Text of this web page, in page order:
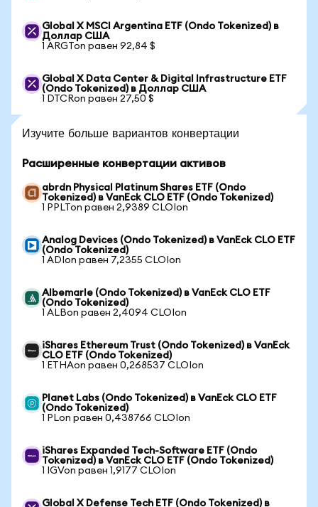
Global X MSCI Argentina ETF (Ondo Tokenized) в
Доллар США
1 ARGTon равен 92,84 $
Global X Data Center & Digital Infrastructure ETF
(Ondo Tokenized) в Доллар США
1 DTCRon равен 27,50 $
Изучите больше вариантов конвертации
Расширенные конвертации активов
abrdn Physical Platinum Shares ETF (Ondo
Tokenized) в VanEck CLO ETF (Ondo Tokenized)
1 PPLTon равен 2,9389 CLOIon
Analog Devices (Ondo Tokenized) в VanEck CLO ETF
(Ondo Tokenized)
1 ADIon равен 7,2355 CLOIon
Albemarle (Ondo Tokenized) в VanEck CLO ETF
(Ondo Tokenized)
1 ALBon равен 2,4094 CLOIon
iShares Ethereum Trust (Ondo Tokenized) в VanEck
CLO ETF (Ondo Tokenized)
1 ETHAon равен 0,268537 CLOIon
Planet Labs (Ondo Tokenized) в VanEck CLO ETF
(Ondo Tokenized)
1 PLon равен 0,438766 CLOIon
iShares Expanded Tech-Software ETF (Ondo
Tokenized) в VanEck CLO ETF (Ondo Tokenized)
1 IGVon равен 1,9177 CLOIon
Global X Defense Tech ETF (Ondo Tokenized) в